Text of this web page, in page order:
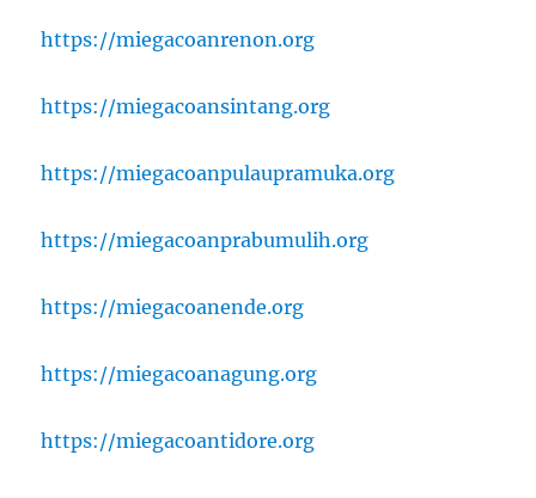
https://miegacoanrenon.org
https://miegacoansintang.org
https://miegacoanpulaupramuka.org
https://miegacoanprabumulih.org
https://miegacoanende.org
https://miegacoanagung.org
https://miegacoantidore.org